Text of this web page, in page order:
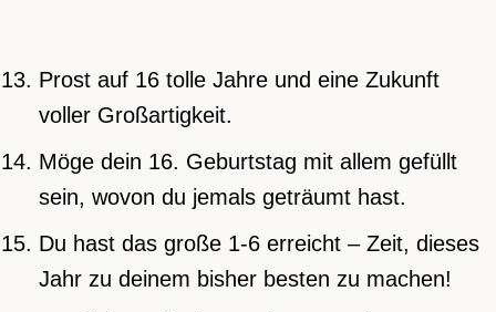
Prost auf 16 tolle Jahre und eine Zukunft
voller Großartigkeit.
Möge dein 16. Geburtstag mit allem gefüllt
sein, wovon du jemals geträumt hast.
Du hast das große 1-6 erreicht – Zeit, dieses
Jahr zu deinem bisher besten zu machen!